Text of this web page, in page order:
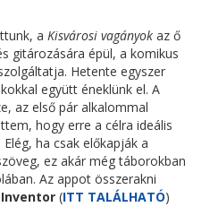
a Kisvárosi vagányok az ő
gitározására épül, a komikus
Hetente egyszer
együtt éneklünk el. A
az első pár alkalommal
hogy erre a célra ideális
ha csak előkapják a
ez akár még táborokban
Az appot összerakni
(ITT TALÁLHATÓ)